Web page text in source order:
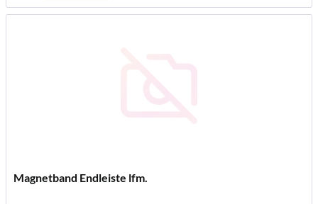
Magnetband Endleiste lfm.